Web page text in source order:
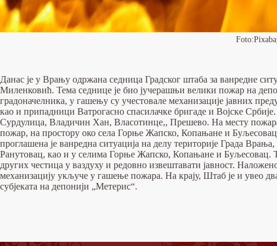
Данас је у Врању одржана седница Градског штаба за ванредне
Миленковић. Тема седнице је био јучерашњи велики пожар на
градоначелника, у гашењу су учестовале механизације јавних
као и припадници Ватрогасно спасилачке бригаде и Војске
Сурдулица, Владичин Хан, Власотинце,, Прешево. На месту
пожар, на простору око села Горње Жапско, Копањане и
проглашена је ванредна ситуација на делу територије Града
Ранутовац, као и у селима Горње Жапско, Копањане и Буљесовац.
других честица у ваздуху и редовно извештавати јавност.
механизацију укључе у гашење пожара. На крају, Штаб је и увео
субјеката на депонији „Метерис“.